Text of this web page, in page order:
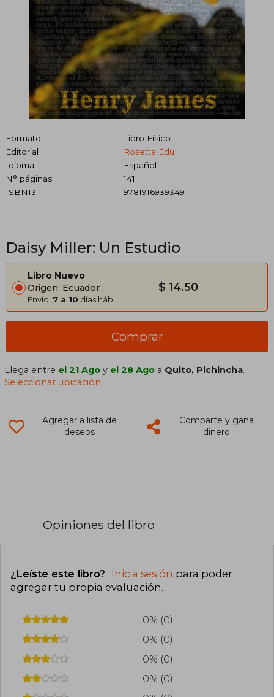
Formato
Libro Físico
Editorial
Rosetta Edu
Idioma
Español
N° páginas
141
ISBN13
9781916939349
Daisy Miller: Un Estudio
Libro Nuevo
Origen: Ecuador
Envío: 7 a 10 días háb.
$ 14.50
Comprar
Llega entre el 21 Ago y el 28 Ago a Quito, Pichincha.
Seleccionar ubicación
Agregar a lista de
deseos
Comparte y gana
dinero
Opiniones del libro
¿Leíste este libro? Inicia sesión para poder
agregar tu propia evaluación.
0% (0)
0% (0)
0% (0)
0% (0)